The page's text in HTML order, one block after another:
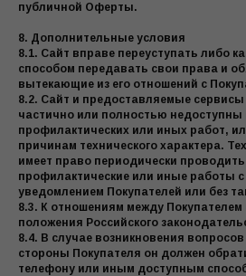
публичной Оферты.
8. Дополнительные условия
8.1. Сайт вправе переуступать либо
способом передавать свои права и
вытекающие из его отношений с
8.2. Сайт и предоставляемые сервисы
частично или полностью
профилактических или иных работ,
причинам технического характера.
имеет право периодически
профилактические или иные работы
уведомлением Покупателей или без
8.3. К отношениям между
положения Российского
8.4. В случае возникновения
стороны Покупателя он должен
телефону или иным доступным